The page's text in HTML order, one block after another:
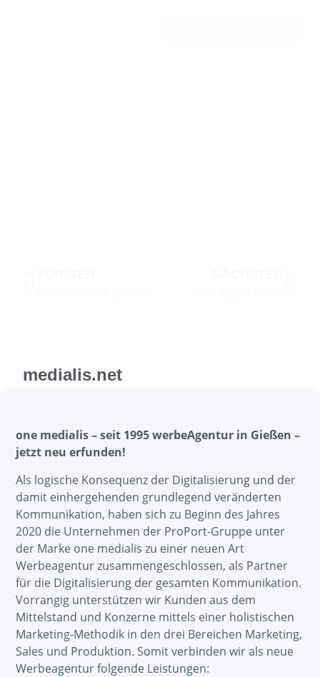
medialis.net
one medialis – seit 1995 werbeAgentur in Gießen –
jetzt neu erfunden!
Als logische Konsequenz der Digitalisierung und der
damit einhergehenden grundlegend veränderten
Kommunikation, haben sich zu Beginn des Jahres
2020 die Unternehmen der ProPort-Gruppe unter
der Marke one medialis zu einer neuen Art
Werbeagentur zusammengeschlossen, als Partner
für die Digitalisierung der gesamten Kommunikation.
Vorrangig unterstützen wir Kunden aus dem
Mittelstand und Konzerne mittels einer holistischen
Marketing-Methodik in den drei Bereichen Marketing,
Sales und Produktion. Somit verbinden wir als neue
Werbeagentur folgende Leistungen: